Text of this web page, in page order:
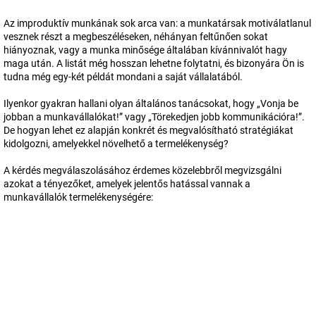
Az improduktív munkának sok arca van: a munkatársak motiválatlanul
vesznek részt a megbeszéléseken, néhányan feltűnően sokat
hiányoznak, vagy a munka minősége általában kívánnivalót hagy
maga után. A listát még hosszan lehetne folytatni, és bizonyára Ön is
tudna még egy-két példát mondani a saját vállalatából.
Ilyenkor gyakran hallani olyan általános tanácsokat, hogy „Vonja be
jobban a munkavállalókat!” vagy „Törekedjen jobb kommunikációra!”.
De hogyan lehet ez alapján konkrét és megvalósítható stratégiákat
kidolgozni, amelyekkel növelhető a termelékenység?
A kérdés megválaszolásához érdemes közelebbről megvizsgálni
azokat a tényezőket, amelyek jelentős hatással vannak a
munkavállalók termelékenységére: